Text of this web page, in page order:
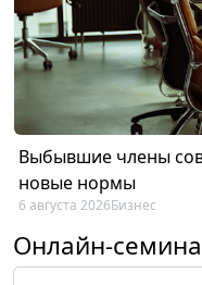
Выбывшие члены
новые нормы
6 августа 2026Бизнес
Онлайн-